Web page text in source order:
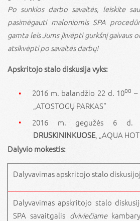
Po sunkios darbo savaitės, leiskite
pasimėgauti maloniomis SPA
gamta leis Jums įkvėpti gurkšnį gaivaus
atsikvėpti po savaitės darbų!
Apskritojo stalo diskusija vyks:
2016 m. balandžio 22 d. 1000 –
„ATOSTOGŲ PARKAS“
2016 m. gegužės 6 d.
DRUSKININKUOSE, „AQUA
Dalyvio mokestis:
Dalyvavimas apskritojo stalo
Dalyvavimas apskritojo stalo
SPA savaitgalis dviviečiame